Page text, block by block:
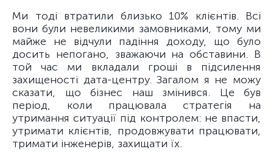
Ми тоді втратили близько 10% клієнтів. Всі
вони були невеликими замовниками, тому ми
майже не відчули падіння доходу, що було
досить непогано, зважаючи на обставини. В
той час ми вкладали гроші в підсилення
захищеності дата-центру. Загалом я не можу
сказати, що бізнес наш змінився. Це був
період, коли працювала стратегія на
утримання ситуації під контролем: не впасти,
утримати клієнтів, продовжувати працювати,
тримати інженерів, захищати їх.